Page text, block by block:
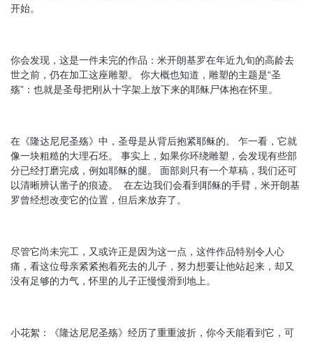
开始。
你会发现，这是一件未完的作品：米开朗基罗在年近九旬的高龄去
世之前，仍在加工这座雕塑。 你大概也知道，雕塑的主题是“圣
殇”：也就是圣母把刚从十字架上放下来的耶稣尸体抱在怀里。
在《隆达尼尼圣殇》中，圣母是从背后抱紧耶稣的。 乍一看，它就
像一块粗糙的大理石坯。 事实上，如果你环绕雕塑，会发现有些部
分已经打磨完成，例如耶稣的腿。 面部则只有一个草稿，我们还可
以清晰辨认凿子的痕迹。 在左边我们会看到耶稣的手臂，米开朗基
罗曾经想改变它的位置，但后来放弃了。
尽管它尚未完工，又或许正是因为这一点，这件作品特别令人心
痛，看这位母亲紧紧抱着死去的儿子，努力想要让他站起来，却又
没有足够的力气，怀里的儿子正慢慢滑到地上。
小花絮：《隆达尼尼圣殇》经历了重重波折，你今天能看到它，可